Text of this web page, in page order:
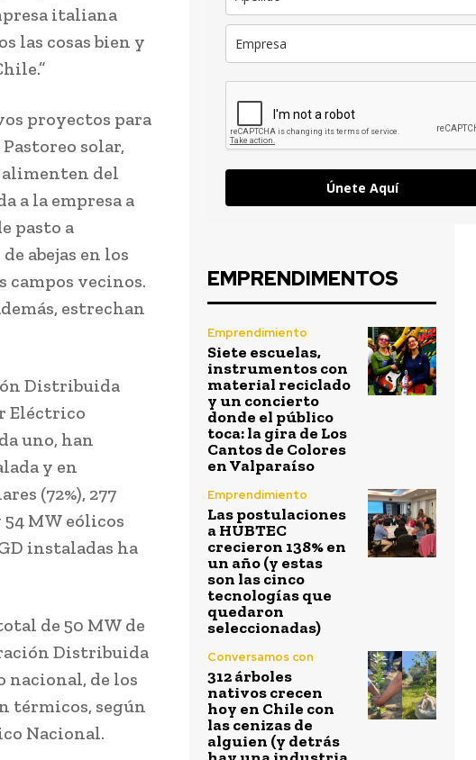
italiana
las cosas bien y
proyectos para
solar,
alimenten del
a la empresa a
pasto a
abejas en los
campos vecinos.
estrechan
Distribuida
Eléctrico
uno, han
y en
(72%), 277
MW eólicos
instaladas ha
de 50 MW de
Distribuida
nacional, de los
térmicos, según
Nacional.
Únete Aquí
EMPRENDIMENTOS
Emprendimiento
Siete escuelas,
instrumentos con
material reciclado
y un concierto
donde el público
toca: la gira de Los
Cantos de Colores
en Valparaíso
Emprendimiento
Las postulaciones
a HUBTEC
crecieron 138% en
un año (y estas
son las cinco
tecnologías que
quedaron
seleccionadas)
Conversamos con
312 árboles
nativos crecen
hoy en Chile con
las cenizas de
alguien (y detrás